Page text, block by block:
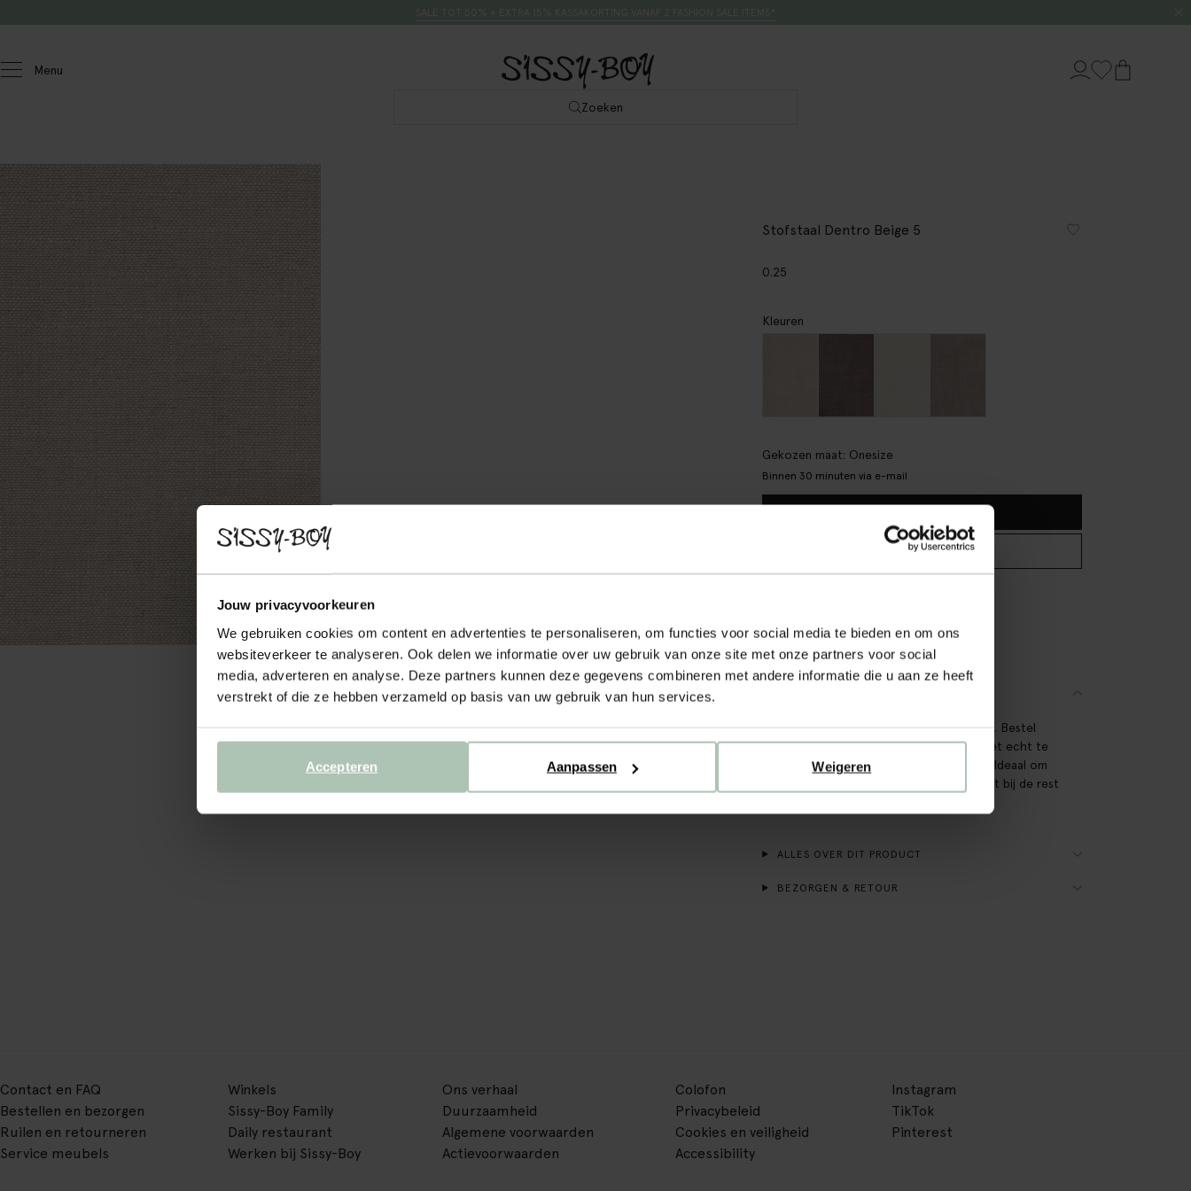
Jouw privacyvoorkeuren
We gebruiken cookies om content en advertenties te personaliseren, om functies voor social media te bieden en om ons
websiteverkeer te analyseren. Ook delen we informatie over uw gebruik van onze site met onze partners voor social
media, adverteren en analyse. Deze partners kunnen deze gegevens combineren met andere informatie die u aan ze heeft
verstrekt of die ze hebben verzameld op basis van uw gebruik van hun services.
Weigeren
Aanpassen
Accepteren
Menu
Zoeken
Stofstaal Dentro Beige 5
0.25
Kleuren
Gekozen maat: Onesize
Binnen 30 minuten via e-mail
BEKIJK WINKELVOORRAAD
Stofstaal in de stof Dentro, kleur: beige 5. Bestel
deze stofstaal om de prachtige stof in het echt te
bewonderen, voordat je de bank besteld. Ideaal om
te kijken of dat de kleur en stof mooi past bij de rest
ALLES OVER DIT PRODUCT
BEZORGEN & RETOUR
Contact en FAQ
Bestellen en bezorgen
Ruilen en retourneren
Service meubels
Winkels
Sissy-Boy Family
Daily restaurant
Werken bij Sissy-Boy
Ons verhaal
Duurzaamheid
Algemene voorwaarden
Actievoorwaarden
Colofon
Privacybeleid
Cookies en veiligheid
Accessibility
Instagram
TikTok
Pinterest